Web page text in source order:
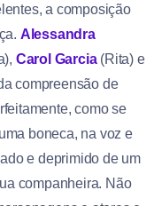
a composição
Alessandra
Carol Garcia(Rita) e
compreensão de
como se
boneca, na voz e
e deprimido de um
companheira. Não